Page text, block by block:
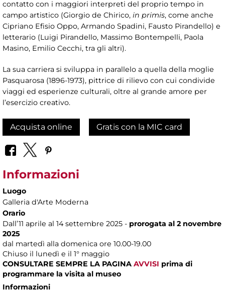
contatto con i maggiori interpreti del proprio tempo in
campo artistico (Giorgio de Chirico, in primis, come anche
Cipriano Efisio Oppo, Armando Spadini, Fausto Pirandello) e
letterario (Luigi Pirandello, Massimo Bontempelli, Paola
Masino, Emilio Cecchi, tra gli altri).
La sua carriera si sviluppa in parallelo a quella della moglie
Pasquarosa (1896-1973), pittrice di rilievo con cui condivide
viaggi ed esperienze culturali, oltre al grande amore per
l’esercizio creativo.
Acquista online Gratis con la MIC card
Informazioni
Luogo
Galleria d'Arte Moderna
Orario
Dall’11 aprile al 14 settembre 2025 - prorogata al 2 novembre
2025
dal martedì alla domenica ore 10.00-19.00
Chiuso il lunedì e il 1° maggio
CONSULTARE SEMPRE LA PAGINA AVVISI prima di
programmare la visita al museo
Informazioni